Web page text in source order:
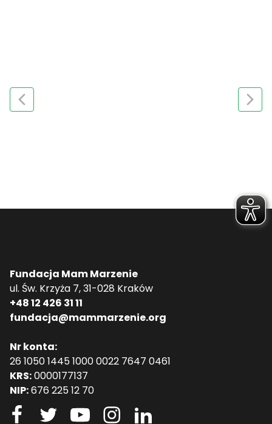
Fundacja Mam Marzenie
ul. Św. Krzyża 7, 31-028 Kraków
+48 12 426 31 11
fundacja@mammarzenie.org
Nr konta:
26 1050 1445 1000 0022 7647 0461
KRS:0000177137
NIP:676 225 12 70